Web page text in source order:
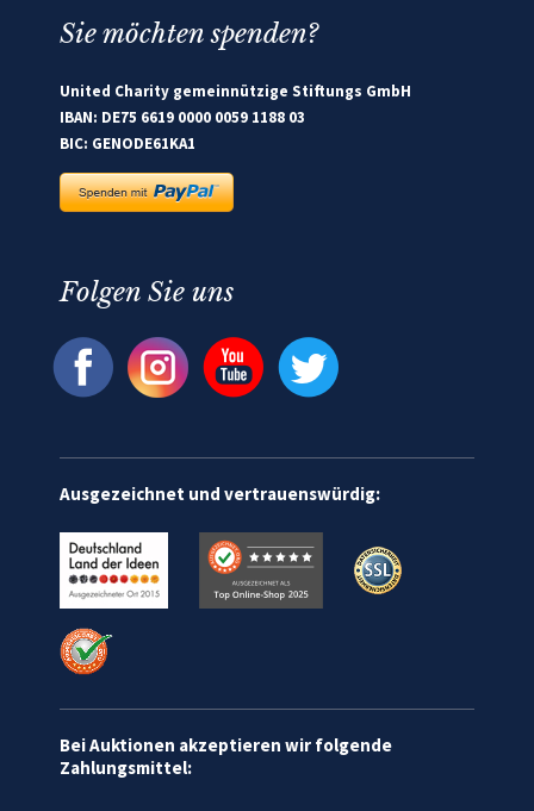
Sie möchten spenden?
United Charity gemeinnützige Stiftungs GmbH
IBAN: DE75 6619 0000 0059 1188 03
BIC: GENODE61KA1
Folgen Sie uns
Ausgezeichnet und vertrauenswürdig:
Bei Auktionen akzeptieren wir folgende
Zahlungsmittel: